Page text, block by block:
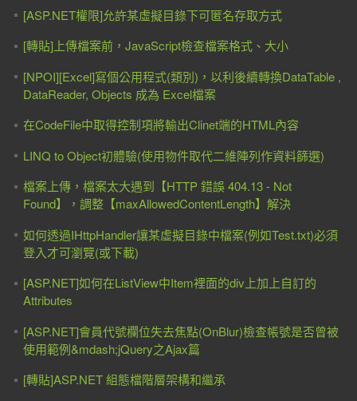
[ASP.NET權限]允許某虛擬目錄下可匿名存取方式
[轉貼]上傳檔案前，JavaScript檢查檔案格式、大小
[NPOI][Excel]寫個公用程式(類別)，以利後續轉換DataTable ,
DataReader, Objects 成為 Excel檔案
在CodeFile中取得控制項將輸出Clinet端的HTML內容
LINQ to Object初體驗(使用物件取代二維陣列作資料篩選)
檔案上傳，檔案太大遇到【HTTP 錯誤 404.13 - Not
Found】，調整【maxAllowedContentLength】解決
如何透過IHttpHandler讓某虛擬目錄中檔案(例如Test.txt)必須
登入才可瀏覽(或下載)
[ASP.NET]如何在ListView中Item裡面的div上加上自訂的
Attributes
[ASP.NET]會員代號欄位失去焦點(OnBlur)檢查帳號是否曾被
使用範例&mdash;jQuery之Ajax篇
[轉貼]ASP.NET 組態檔階層架構和繼承